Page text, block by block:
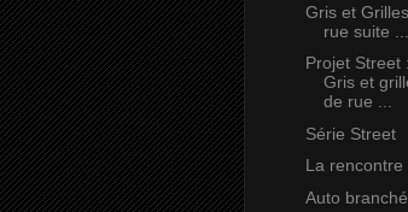
Gris et
rue suite ...
Projet Street :
Gris et
de rue ...
Série Street
La rencontre
Auto branché